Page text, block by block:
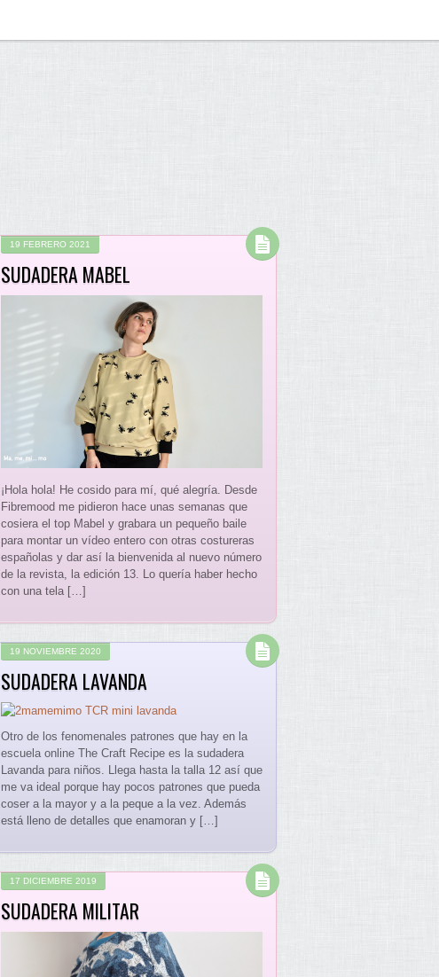
19 FEBRERO 2021
SUDADERA MABEL
¡Hola hola! He cosido para mí, qué alegría. Desde
Fibremood me pidieron hace unas semanas que
cosiera el top Mabel y grabara un pequeño baile
para montar un vídeo entero con otras costureras
españolas y dar así la bienvenida al nuevo número
de la revista, la edición 13. Lo quería haber hecho
con una tela […]
19 NOVIEMBRE 2020
SUDADERA LAVANDA
Otro de los fenomenales patrones que hay en la
escuela online The Craft Recipe es la sudadera
Lavanda para niños. Llega hasta la talla 12 así que
me va ideal porque hay pocos patrones que pueda
coser a la mayor y a la peque a la vez. Además
está lleno de detalles que enamoran y […]
17 DICIEMBRE 2019
SUDADERA MILITAR